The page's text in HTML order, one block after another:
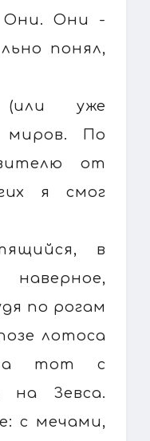
Они. Они -
понял,
(или уже
миров. По
от
я смог
в
по рогам
лотоса
а тот с
на Зевса.
с мечами,